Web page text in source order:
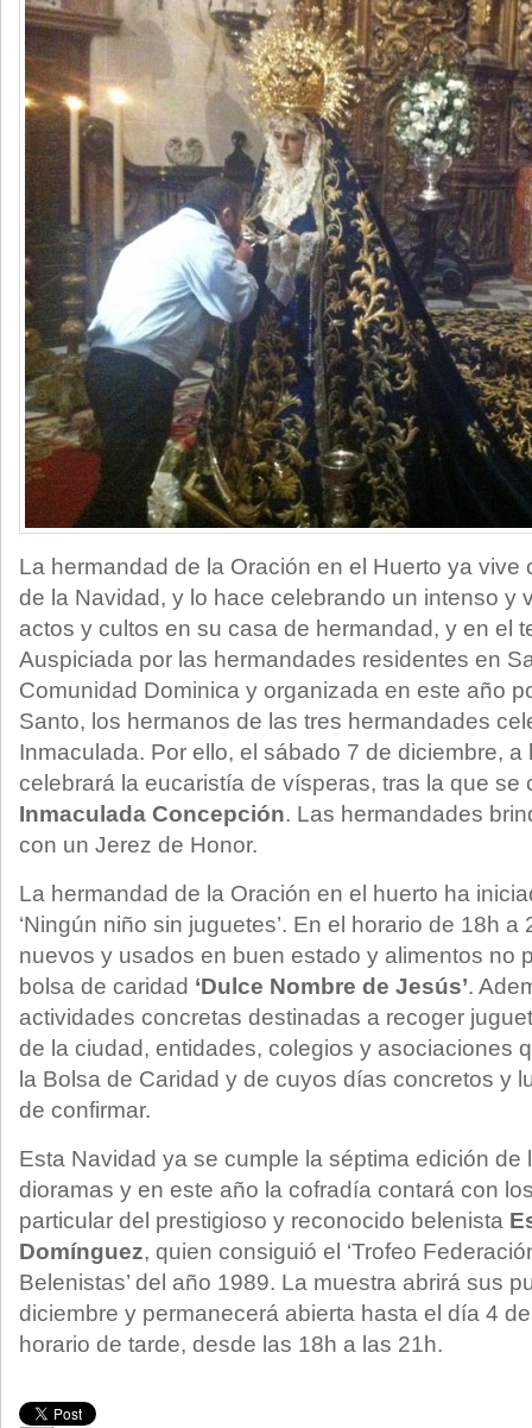
La hermandad de la Oración en el Huerto ya vive
de la Navidad, y lo hace celebrando un intenso y
actos y cultos en su casa de hermandad, y en el
Auspiciada por las hermandades residentes en
Comunidad Dominica y organizada en este año
Santo, los hermanos de las tres hermandades
Inmaculada. Por ello, el sábado 7 de diciembre,
celebrará la eucaristía de vísperas, tras la que se
Inmaculada Concepción. Las hermandades
con un Jerez de Honor.
La hermandad de la Oración en el huerto ha
‘Ningún niño sin juguetes’. En el horario de 18h
nuevos y usados en buen estado y alimentos no
bolsa de caridad ‘Dulce Nombre de Jesús’.
actividades concretas destinadas a recoger
de la ciudad, entidades, colegios y asociaciones
la Bolsa de Caridad y de cuyos días concretos y
de confirmar.
Esta Navidad ya se cumple la séptima edición de
dioramas y en este año la cofradía contará con
particular del prestigioso y reconocido belenista
Domínguez, quien consiguió el ‘Trofeo
Belenistas’ del año 1989. La muestra abrirá sus
diciembre y permanecerá abierta hasta el día 4
horario de tarde, desde las 18h a las 21h.